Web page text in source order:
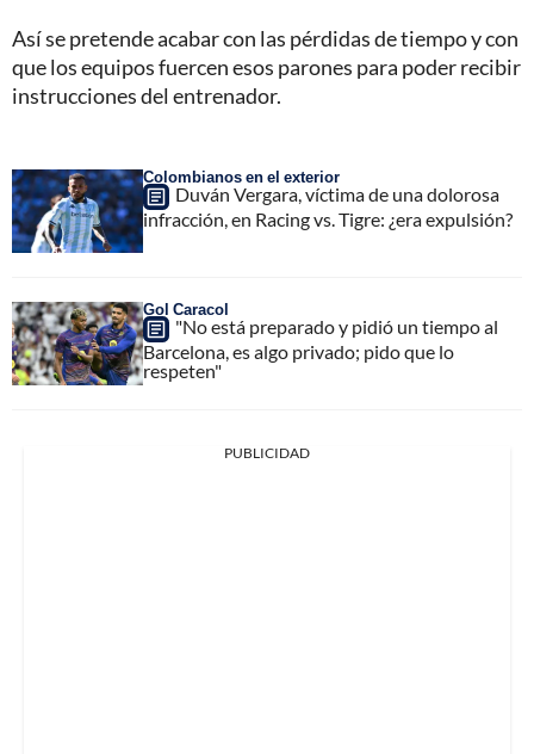
Así se pretende acabar con las pérdidas de tiempo y con
que los equipos fuercen esos parones para poder recibir
instrucciones del entrenador.
Colombianos en el exterior
Duván Vergara, víctima de una dolorosa
infracción, en Racing vs. Tigre: ¿era expulsión?
Gol Caracol
"No está preparado y pidió un tiempo al
Barcelona, es algo privado; pido que lo
respeten"
PUBLICIDAD